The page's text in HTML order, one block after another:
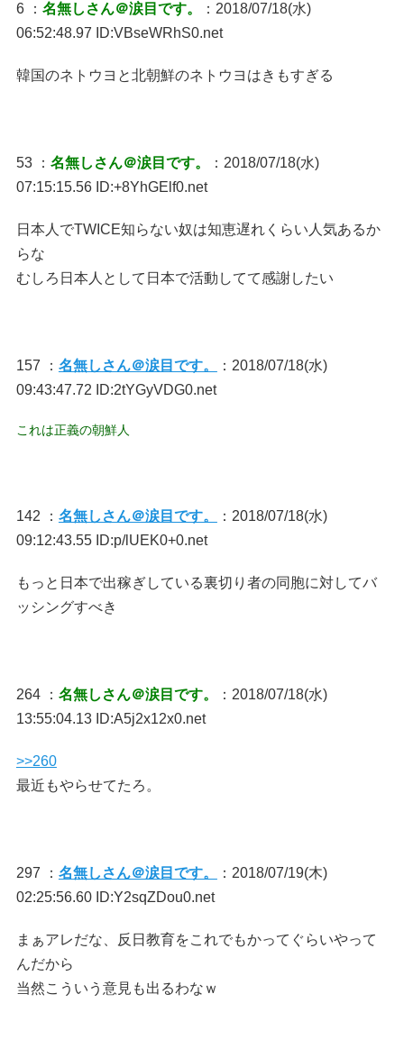
6 ： 名無しさん＠涙目です。
：2018/07/18(水)
06:52:48.97 ID:VBseWRhS0.net
韓国のネトウヨと北朝鮮のネトウヨはきもすぎる
53 ： 名無しさん＠涙目です。
：2018/07/18(水)
07:15:15.56 ID:+8YhGElf0.net
日本人でTWICE知らない奴は知恵遅れくらい人気あるか
らな
むしろ日本人として日本で活動してて感謝したい
157 ： 名無しさん＠涙目です。
：2018/07/18(水)
09:43:47.72 ID:2tYGyVDG0.net
これは正義の朝鮮人
142 ： 名無しさん＠涙目です。
：2018/07/18(水)
09:12:43.55 ID:p/lUEK0+0.net
もっと日本で出稼ぎしている裏切り者の同胞に対してバ
ッシングすべき
264 ： 名無しさん＠涙目です。
：2018/07/18(水)
13:55:04.13 ID:A5j2x12x0.net
>>260
最近もやらせてたろ。
297 ： 名無しさん＠涙目です。
：2018/07/19(木)
02:25:56.60 ID:Y2sqZDou0.net
まぁアレだな、反日教育をこれでもかってぐらいやって
んだから
当然こういう意見も出るわなｗ